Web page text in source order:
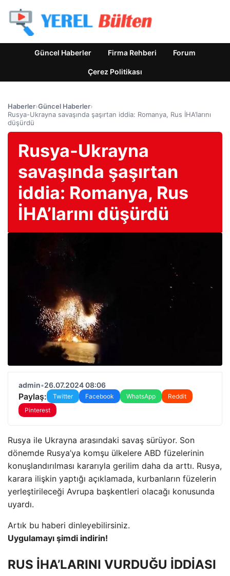
Güncel Haberler Firma Rehberi Forum
Çerez Politikası
Haberler›Güncel Haberler›
Rusya-Ukrayna savaşında şaşırtan iddia: Romanya, Rus İHA’larını
düşürdü
Rusya-Ukrayna
savaşında şaşırtan
iddia: Romanya, Rus
İHA’larını düşürdü
admin•26.07.2024 08:06
Paylaş: Twitter Facebook WhatsApp
Reddit
Pinterest
Rusya ile Ukrayna arasındaki savaş sürüyor. Son
dönemde Rusya’ya komşu ülkelere ABD füzelerinin
konuşlandırılması kararıyla gerilim daha da arttı. Rusya,
karara ilişkin yaptığı açıklamada, kurbanların füzelerin
yerleştirileceği Avrupa başkentleri olacağı konusunda
uyardı.
Artık bu haberi dinleyebilirsiniz.
Uygulamayı şimdi indirin!
RUS İHA’LARINI VURDUĞU İDDİASI